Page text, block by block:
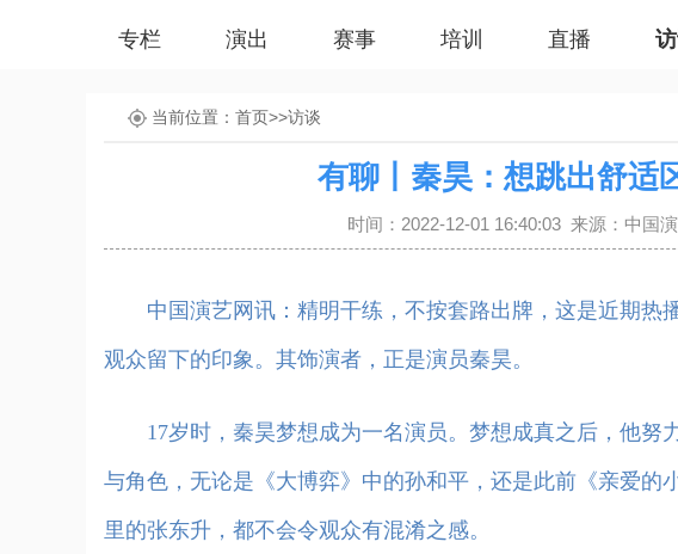
专栏 演出 赛事 培训 直播
当前位置： 首页>>访谈
有聊丨秦昊：想跳出舒适
时间：2022-12-01 16:40:03 来源：中国
中国演艺网讯： 精明干练，不按套路出牌，这是近期热
观众留下的印象。其饰演者，正是演员秦昊。
17岁时，秦昊梦想成为一名演员。梦想成真之后，他努
与角色，无论是《大博弈》中的孙和平，还是此前《亲爱的
里的张东升，都不会令观众有混淆之感。